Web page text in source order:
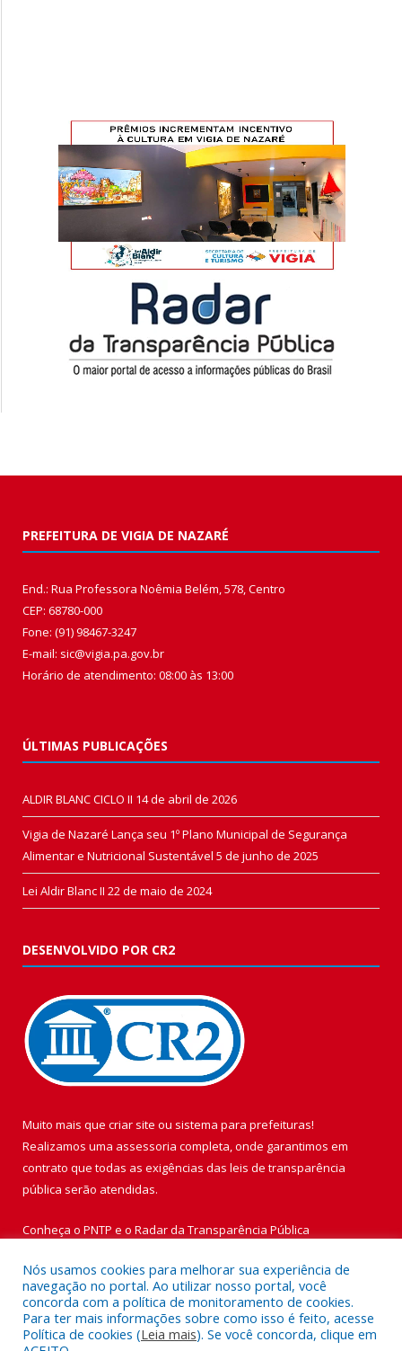
PREFEITURA DE VIGIA DE NAZARÉ
End.: Rua Professora Noêmia Belém, 578, Centro
CEP: 68780-000
Fone: (91) 98467-3247
E-mail: sic@vigia.pa.gov.br
Horário de atendimento: 08:00 às 13:00
ÚLTIMAS PUBLICAÇÕES
ALDIR BLANC CICLO II 14 de abril de 2026
Vigia de Nazaré Lança seu 1º Plano Municipal de Segurança
Alimentar e Nutricional Sustentável 5 de junho de 2025
Lei Aldir Blanc II 22 de maio de 2024
DESENVOLVIDO POR CR2
Muito mais que criar site ou sistema para prefeituras!
Realizamos uma assessoria completa, onde garantimos em
contrato que todas as exigências das leis de transparência
pública serão atendidas.
Conheça o PNTP e o Radar da Transparência Pública
Todos os direitos reservados a Prefeitura Municipal de Vigia de
Nazaré.
Nós usamos cookies para melhorar sua experiência de
navegação no portal. Ao utilizar nosso portal, você
concorda com a política de monitoramento de cookies.
Para ter mais informações sobre como isso é feito, acesse
Política de cookies (Leia mais). Se você concorda, clique em